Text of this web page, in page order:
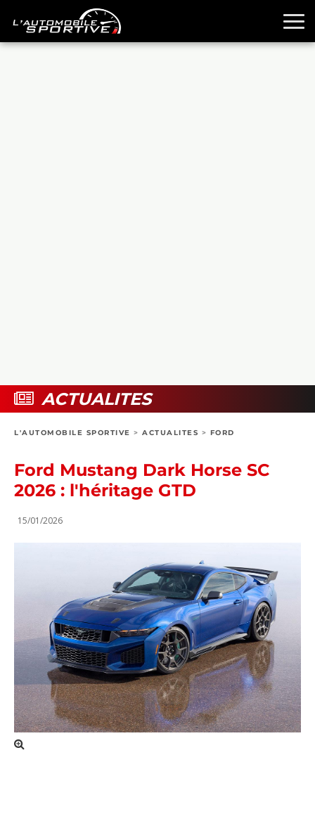
BOUTIQUE
ACTUALITES
L'AUTOMOBILE SPORTIVE > ACTUALITES > FORD
Ford Mustang Dark Horse SC
2026 : l'héritage GTD
15/01/2026